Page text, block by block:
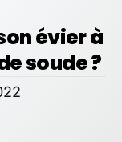
évier à
soude ?